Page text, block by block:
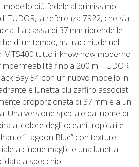
modello più fedele al primissimo
TUDOR, la referenza 7922, che sia
La cassa di 37 mm riprende le
di un tempo, ma racchiude nel
MT5400 tutto il know‑how moderno
fino a 200 m. TUDOR
Bay 54 con un nuovo modello in
e lunetta blu zaffiro associati
proporzionata di 37 mm e a un
Una versione speciale dal nome di
al colore degli oceani tropicali e
“Lagoon Blue” con texture
a cinque maglie e una lunetta
a specchio.